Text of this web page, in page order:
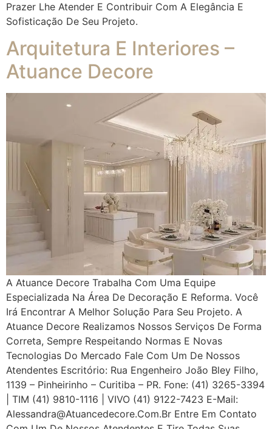
Prazer Lhe Atender E Contribuir Com A Elegância E
Sofisticação De Seu Projeto.
Arquitetura E Interiores –
Atuance Decore
A Atuance Decore Trabalha Com Uma Equipe
Especializada Na Área De Decoração E Reforma. Você
Irá Encontrar A Melhor Solução Para Seu Projeto. A
Atuance Decore Realizamos Nossos Serviços De Forma
Correta, Sempre Respeitando Normas E Novas
Tecnologias Do Mercado Fale Com Um De Nossos
Atendentes Escritório: Rua Engenheiro João Bley Filho,
1139 – Pinheirinho – Curitiba – PR. Fone: (41) 3265-3394
| TIM (41) 9810-1116 | VIVO (41) 9122-7423 E-Mail:
Alessandra@atuancedecore.com.br Entre Em Contato